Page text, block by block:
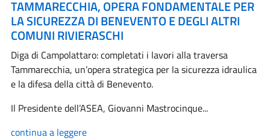
TAMMARECCHIA, OPERA FONDAMENTALE PER
LA SICUREZZA DI BENEVENTO E DEGLI ALTRI
COMUNI RIVIERASCHI
Diga di Campolattaro: completati i lavori alla traversa
Tammarecchia, un’opera strategica per la sicurezza idraulica
e la difesa della città di Benevento.
Il Presidente dell’ASEA, Giovanni Mastrocinque...
continua a leggere